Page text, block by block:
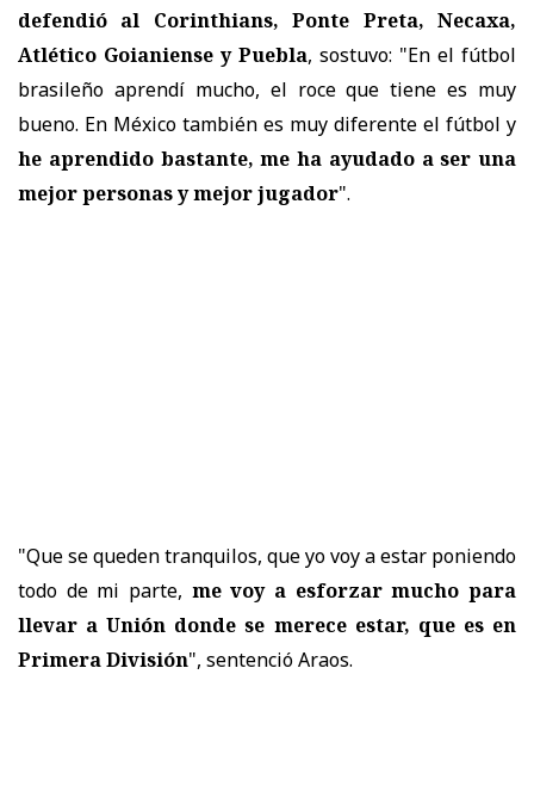
defendió al Corinthians, Ponte Preta, Necaxa,
Atlético Goianiense y Puebla, sostuvo: "En el fútbol
brasileño aprendí mucho, el roce que tiene es muy
bueno. En México también es muy diferente el fútbol y
he aprendido bastante, me ha ayudado a ser una
mejor personas y mejor jugador".
"Que se queden tranquilos, que yo voy a estar poniendo
todo de mi parte, me voy a esforzar mucho para
llevar a Unión donde se merece estar, que es en
Primera División", sentenció Araos.